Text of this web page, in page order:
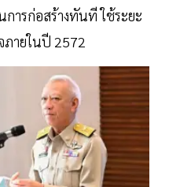
ารก่อสร้างทันที ใช้ระยะ
ภายในปี 2572